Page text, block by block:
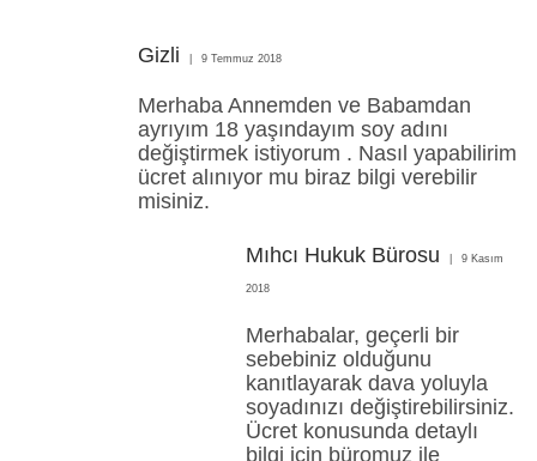
Gizli 9 Temmuz 2018
Merhaba Annemden ve Babamdan
ayrıyım 18 yaşındayım soy adını
değiştirmek istiyorum . Nasıl yapabilirim
ücret alınıyor mu biraz bilgi verebilir
misiniz.
Mıhcı Hukuk Bürosu 9 Kasım
2018
Merhabalar, geçerli bir
sebebiniz olduğunu
kanıtlayarak dava yoluyla
soyadınızı değiştirebilirsiniz.
Ücret konusunda detaylı
bilgi için büromuz ile